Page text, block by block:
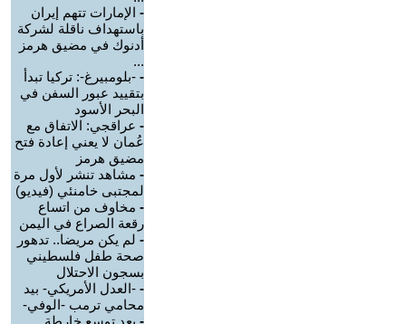
- الإمارات تتهم إيران
باستهداف ناقلة لشركة
أدنوك في مضيق هرمز
...
- -بلومبيرغ-: تركيا تبدأ
بتقييد عبور السفن في
البحر الأسود
- عراقجي: الاتفاق مع
عُمان لا يعني إعادة فتح
مضيق هرمز
- مشاهد تنشر لأول مرة
لمجتبى خامنئي (فيديو)
- مخاوف من اتساع
رقعة الصراع في اليمن
- لم يكن مريضا.. تدهور
صحة طفل فلسطيني
بسجون الاحتلال
- -العدل الأمريكي- بيد
محامي ترمب -الوفي-
- بعد توسع خارطة